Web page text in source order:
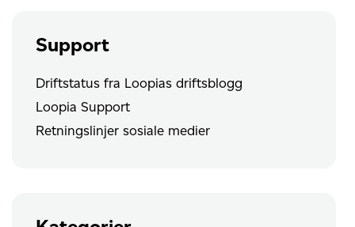
Support
Driftstatus fra Loopias driftsblogg
Loopia Support
Retningslinjer sosiale medier